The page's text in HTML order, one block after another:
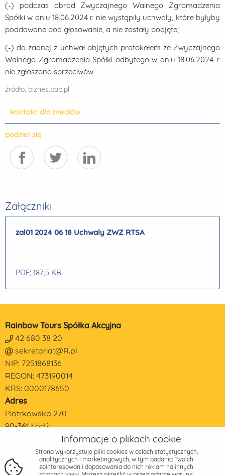
(-) podczas obrad Zwyczajnego Walnego Zgromadzenia
Spółki w dniu 18.06.2024 r. nie wystąpiły uchwały, które byłyby
poddawane pod głosowanie, a nie zostały podjęte;
(-) do żadnej z uchwał objętych protokołem ze Zwyczajnego
Walnego Zgromadzenia Spółki odbytego w dniu 18.06.2024 r.
nie zgłoszono sprzeciwów.
źródło: biznes.pap.pl
kontakt dla mediów
podziel się
Załączniki
zal01 2024 06 18 Uchwaly ZWZ RTSA
PDF; 187,5 KB
Rainbow Tours Spółka Akcyjna
42 680 38 20
sekretariat@R.pl
NIP: 7251868136
REGON: 473190014
KRS: 0000178650
Adres
Piotrkowska 270
90-361 Łódź
Informacje o plikach cookie
Strona wykorzystuje pliki cookies w celach statystycznych,
analitycznych i marketingowych, w tym badania Twoich
zainteresowań i dopasowania do nich reklam na innych